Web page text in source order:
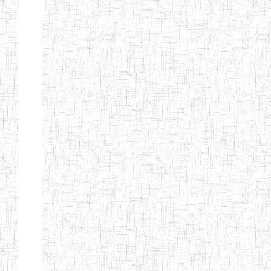
Etablissements
d'enseignement
secondaire
technique
et
professionnel
ESTP
Etablissements